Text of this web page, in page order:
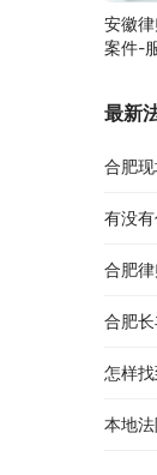
安徽
案件-
最新
合肥
有没
合肥
合肥
怎样
本地